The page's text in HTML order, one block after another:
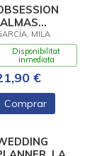
2)
MILA
Disponibilitat
inmediata
€
Comprar